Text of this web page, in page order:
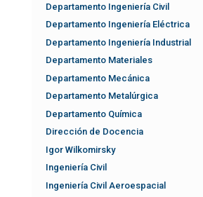
Departamento Ingeniería Civil
Departamento Ingeniería Eléctrica
Departamento Ingeniería Industrial
Departamento Materiales
Departamento Mecánica
Departamento Metalúrgica
Departamento Química
Dirección de Docencia
Igor Wilkomirsky
Ingeniería Civil
Ingeniería Civil Aeroespacial